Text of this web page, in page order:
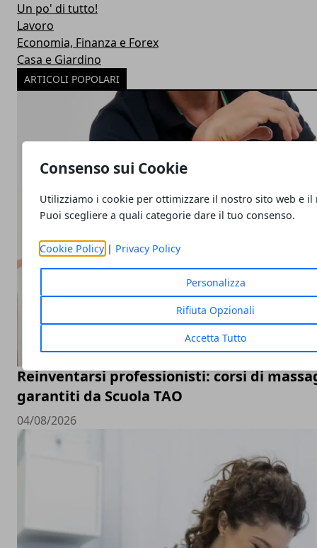
Consenso sui Cookie
Utilizziamo i cookie per ottimizzare il nostro sito web e il
Puoi scegliere a quali categorie dare il tuo consenso.
Cookie Policy| Privacy Policy
Personalizza
Rifiuta Opzionali
Accetta Tutto
Un po' di tutto!
Lavoro
Economia, Finanza e Forex
Casa e Giardino
ARTICOLI POPOLARI
Reinventarsi professionisti: corsi di
garantiti da Scuola TAO
04/08/2026